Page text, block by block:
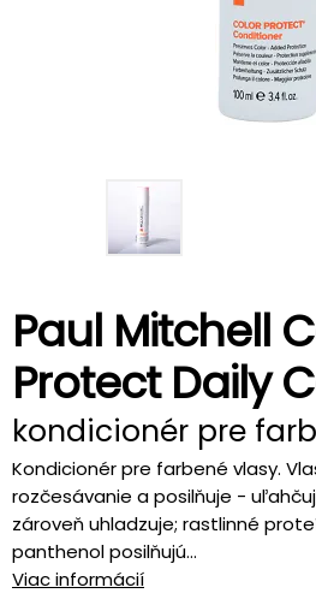
Paul Mitchell
Protect Daily
kondicionér pre
Kondicionér pre farbené vlasy.
rozčesávanie a posilňuje -
zároveň uhladzuje; rastlinné
panthenol posilňujú...
Viac informácií